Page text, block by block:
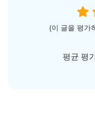
(이 글을 평가
평균 평